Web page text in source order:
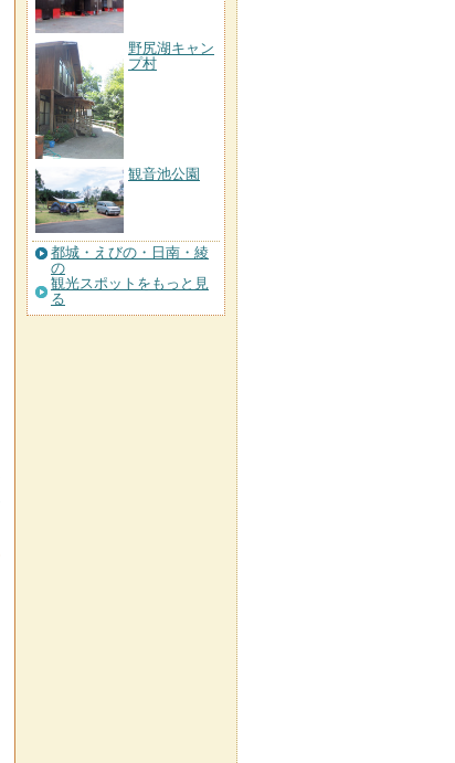
野尻湖キャン
プ村
観音池公園
都城・えびの・日南・綾
の
観光スポットをもっと見
る